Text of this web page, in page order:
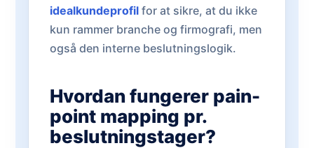
idealkundeprofil for at sikre, at du ikke
kun rammer branche og firmografi, men
også den interne beslutningslogik.
Hvordan fungerer pain-
point mapping pr.
beslutningstager?